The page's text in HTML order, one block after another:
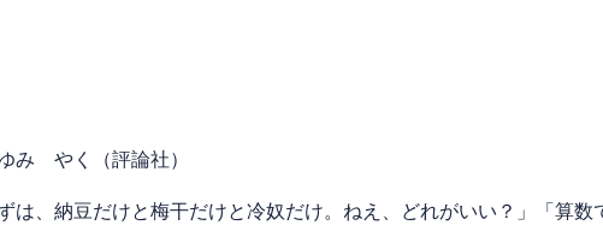
み やく（評論社）
、納豆だけと梅干だけと冷奴だけ。ねえ、どれがいい？」「算